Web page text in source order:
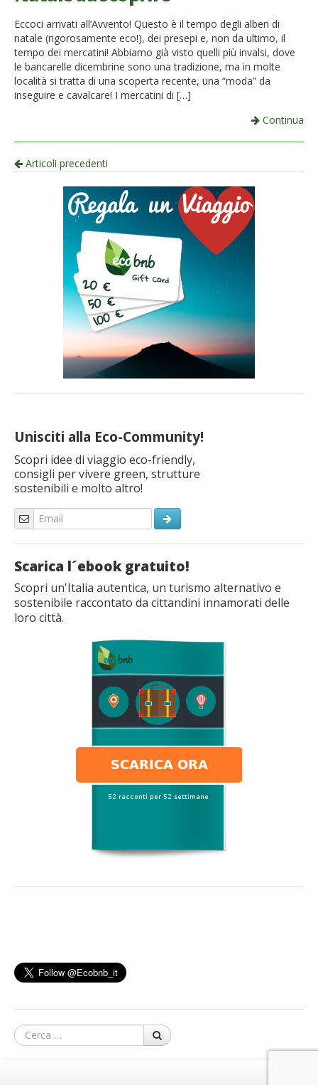
Eccoci arrivati all’Avvento! Questo è il tempo degli alberi di
natale (rigorosamente eco!), dei presepi e, non da ultimo, il
tempo dei mercatini! Abbiamo già visto quelli più invalsi, dove
le bancarelle dicembrine sono una tradizione, ma in molte
località si tratta di una scoperta recente, una “moda” da
inseguire e cavalcare! I mercatini di […]
Continua
Navigazione
articolo
Articoli precedenti
Unisciti alla Eco-Community!
Scopri idee di viaggio eco-friendly,
consigli per vivere green, strutture
sostenibili e molto altro!
Scarica l´ebook gratuito!
Scopri un'Italia autentica, un turismo alternativo e
sostenibile raccontato da cittandini innamorati delle
loro città.
Cerca